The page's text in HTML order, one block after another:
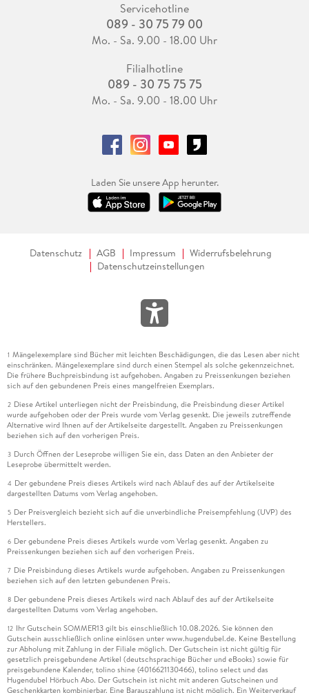
Servicehotline
089 - 30 75 79 00
Mo. - Sa. 9.00 - 18.00 Uhr
Filialhotline
089 - 30 75 75 75
Mo. - Sa. 9.00 - 18.00 Uhr
Laden Sie unsere App herunter.
Datenschutz AGB Impressum
Widerrufsbelehrung
Datenschutzeinstellungen
1 Mängelexemplare sind Bücher mit leichten Beschädigungen, die das Lesen aber nicht
einschränken. Mängelexemplare sind durch einen Stempel als solche gekennzeichnet.
Die frühere Buchpreisbindung ist aufgehoben. Angaben zu Preissenkungen beziehen
sich auf den gebundenen Preis eines mangelfreien Exemplars.
2 Diese Artikel unterliegen nicht der Preisbindung, die Preisbindung dieser Artikel
wurde aufgehoben oder der Preis wurde vom Verlag gesenkt. Die jeweils zutreffende
Alternative wird Ihnen auf der Artikelseite dargestellt. Angaben zu Preissenkungen
beziehen sich auf den vorherigen Preis.
3 Durch Öffnen der Leseprobe willigen Sie ein, dass Daten an den Anbieter der
Leseprobe übermittelt werden.
4 Der gebundene Preis dieses Artikels wird nach Ablauf des auf der Artikelseite
dargestellten Datums vom Verlag angehoben.
5 Der Preisvergleich bezieht sich auf die unverbindliche Preisempfehlung (UVP) des
Herstellers.
6 Der gebundene Preis dieses Artikels wurde vom Verlag gesenkt. Angaben zu
Preissenkungen beziehen sich auf den vorherigen Preis.
7 Die Preisbindung dieses Artikels wurde aufgehoben. Angaben zu Preissenkungen
beziehen sich auf den letzten gebundenen Preis.
8 Der gebundene Preis dieses Artikels wird nach Ablauf des auf der Artikelseite
dargestellten Datums vom Verlag angehoben.
12 Ihr Gutschein SOMMER13 gilt bis einschließlich 10.08.2026. Sie können den
Gutschein ausschließlich online einlösen unter www.hugendubel.de. Keine Bestellung
zur Abholung mit Zahlung in der Filiale möglich. Der Gutschein ist nicht gültig für
gesetzlich preisgebundene Artikel (deutschsprachige Bücher und eBooks) sowie für
preisgebundene Kalender, tolino shine (4016621130466), tolino select und das
Hugendubel Hörbuch Abo. Der Gutschein ist nicht mit anderen Gutscheinen und
Geschenkkarten kombinierbar. Eine Barauszahlung ist nicht möglich. Ein Weiterverkauf